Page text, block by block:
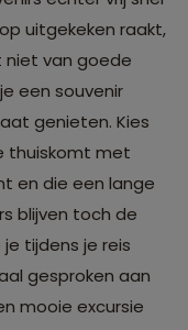
uitgekeken raakt,
niet van goede
een souvenir
genieten. Kies
thuiskomt met
en die een lange
blijven toch de
je tijdens je reis
gesproken aan
mooie excursie